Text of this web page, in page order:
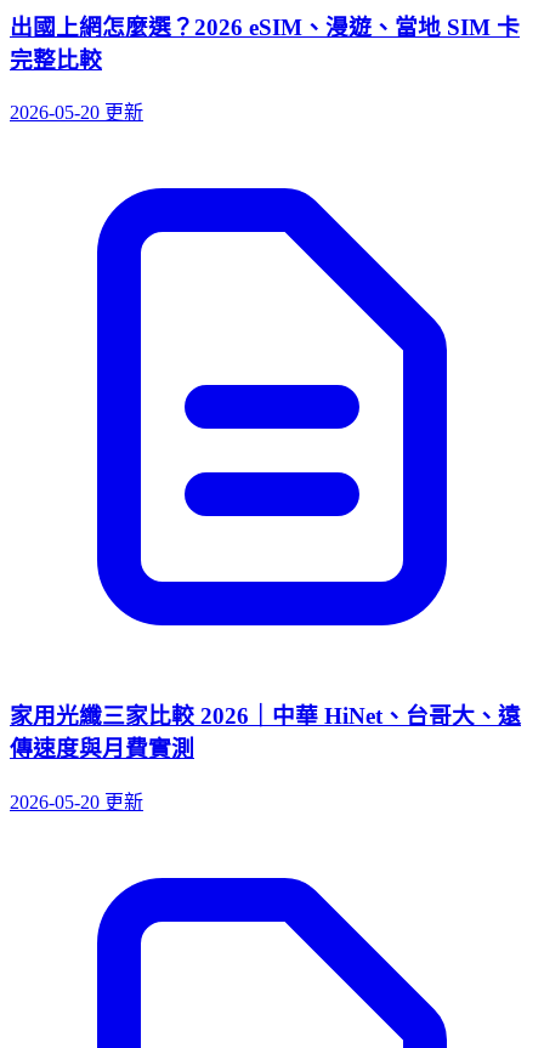
出國上網怎麼選？2026 eSIM、漫遊、當地 SIM 卡
完整比較
2026-05-20 更新
家用光纖三家比較 2026｜中華 HiNet、台哥大、遠
傳速度與月費實測
2026-05-20 更新